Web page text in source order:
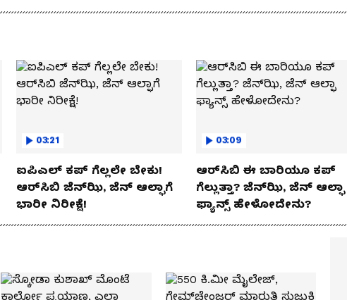
ಸೀಕ್ರೆಟ್?
03:21
ಐಪಿಎಲ್ ಕಪ್‌ ಗೆಲ್ಲಲೇ ಬೇಕು!
ಆರ್‌ಸಿಬಿ ಜೆನ್‌ಝಿ, ಜೆನ್‌ ಆಲ್ಫಾಗೆ
ಭಾರೀ ನಿರೀಕ್ಷೆ!
03:09
ಆರ್‌ಸಿಬಿ ಈ ಬಾರಿಯೂ ಕಪ್‌
ಗೆಲ್ಲುತ್ತಾ? ಜೆನ್‌ಝಿ, ಜೆನ್‌ ಆಲ್ಫಾ
ಫ್ಯಾನ್ಸ್ ಹೇಳೋದೇನು?